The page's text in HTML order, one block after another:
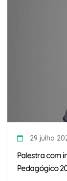
29 julho
Palestra com
Pedagógico